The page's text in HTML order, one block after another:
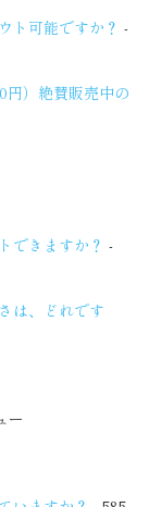
ト可能ですか？ -
円）絶賛販売中の
できますか？ -
は、どれです
ー